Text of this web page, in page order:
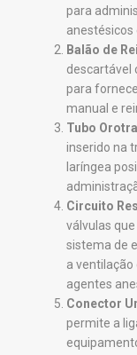
para
anestésicos
Balão de
descartável
para
manual e
Tubo
inserido na
laríngea
Circuito
válvulas
sistema de
a
agentes
Conector
permite a